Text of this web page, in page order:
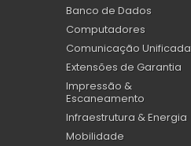
Banco de Dados
Computadores
Comunicação Unificada
Extensões de Garantia
Impressão &
Escaneamento
Infraestrutura & Energia
Mobilidade